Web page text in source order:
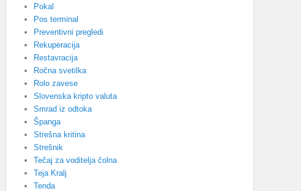
Pokal
Pos terminal
Preventivni pregledi
Rekuperacija
Restavracija
Ročna svetilka
Rolo zavese
Slovenska kripto valuta
Smrad iz odtoka
Španga
Strešna kritina
Strešnik
Tečaj za voditelja čolna
Teja Kralj
Tenda